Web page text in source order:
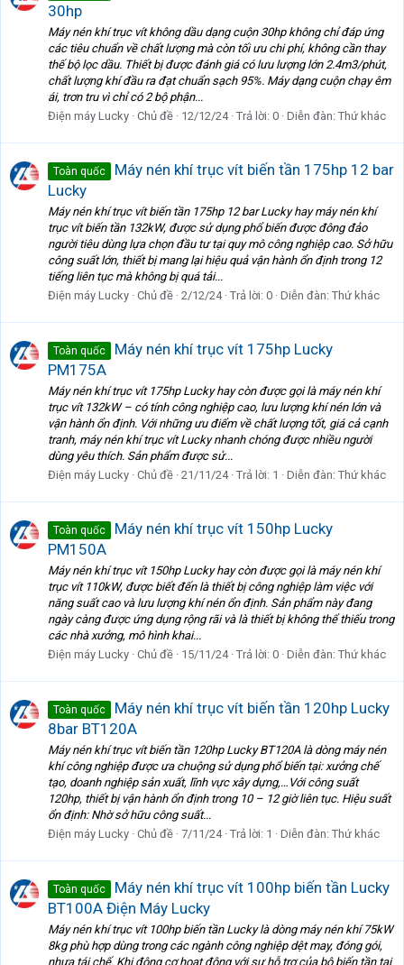
30hp
Máy nén khí trục vít không dầu dạng cuộn 30hp không chỉ đáp ứng
các tiêu chuẩn về chất lượng mà còn tối ưu chi phí, không cần thay
thế bộ lọc dầu. Thiết bị được đánh giá có lưu lượng lớn 2.4m3/phút,
chất lượng khí đầu ra đạt chuẩn sạch 95%. Máy dạng cuộn chạy êm
ái, trơn tru vì chỉ có 2 bộ phận...
Điện máy Lucky Chủ đề 12/12/24 Trả lời: 0 Diễn đàn: Thứ khác
Toàn quốc
Máy nén khí trục vít biến tần 175hp 12 bar
Lucky
Máy nén khí trục vít biến tần 175hp 12 bar Lucky hay máy nén khí
trục vít biến tần 132kW, được sử dụng phổ biến được đông đảo
người tiêu dùng lựa chọn đầu tư tại quy mô công nghiệp cao. Sở hữu
công suất lớn, thiết bị mang lại hiệu quả vận hành ổn định trong 12
tiếng liên tục mà không bị quá tải...
Điện máy Lucky Chủ đề 2/12/24 Trả lời: 0 Diễn đàn: Thứ khác
Toàn quốc
Máy nén khí trục vít 175hp Lucky
PM175A
Máy nén khí trục vít 175hp Lucky hay còn được gọi là máy nén khí
trục vít 132kW – có tính công nghiệp cao, lưu lượng khí nén lớn và
vận hành ổn định. Với những ưu điểm về chất lượng tốt, giá cả cạnh
tranh, máy nén khí trục vít Lucky nhanh chóng được nhiều người
dùng yêu thích. Sản phẩm được sử...
Điện máy Lucky Chủ đề 21/11/24 Trả lời: 1 Diễn đàn: Thứ khác
Toàn quốc
Máy nén khí trục vít 150hp Lucky
PM150A
Máy nén khí trục vít 150hp Lucky hay còn được gọi là máy nén khí
trục vít 110kW, được biết đến là thiết bị công nghiệp làm việc với
năng suất cao và lưu lượng khí nén ổn định. Sản phẩm này đang
ngày càng được ứng dụng rộng rãi và là thiết bị không thể thiếu trong
các nhà xưởng, mô hình khai...
Điện máy Lucky Chủ đề 15/11/24 Trả lời: 0 Diễn đàn: Thứ khác
Toàn quốc
Máy nén khí trục vít biến tần 120hp Lucky
8bar BT120A
Máy nén khí trục vít biến tần 120hp Lucky BT120A là dòng máy nén
khí công nghiệp được ưa chuộng sử dụng phổ biến tại: xưởng chế
tạo, doanh nghiệp sản xuất, lĩnh vực xây dựng,…Với công suất
120hp, thiết bị vận hành ổn định trong 10 – 12 giờ liên tục. Hiệu suất
ổn định: Nhờ sở hữu công suất...
Điện máy Lucky Chủ đề 7/11/24 Trả lời: 1 Diễn đàn: Thứ khác
Toàn quốc
Máy nén khí trục vít 100hp biến tần Lucky
BT100A Điện Máy Lucky
Máy nén khí trục vít 100hp biến tần Lucky là dòng máy nén khí 75kW
8kg phù hợp dùng trong các ngành công nghiệp dệt may, đóng gói,
nhựa tái chế. Khi động cơ hoạt động với sự hỗ trợ của bộ biến tần tại